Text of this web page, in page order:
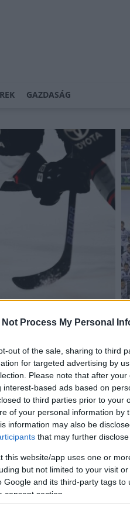
Not Process My Personal
out of the sale, sharing to third
for targeted advertising by
Please note that after
interest-based ads based on
to third parties prior to your
of your personal information by
information may also be
that may further
this website/app uses one or
but not limited to your visit
Google and its third-party tags
consent section.
GAZDASÁG
stábja